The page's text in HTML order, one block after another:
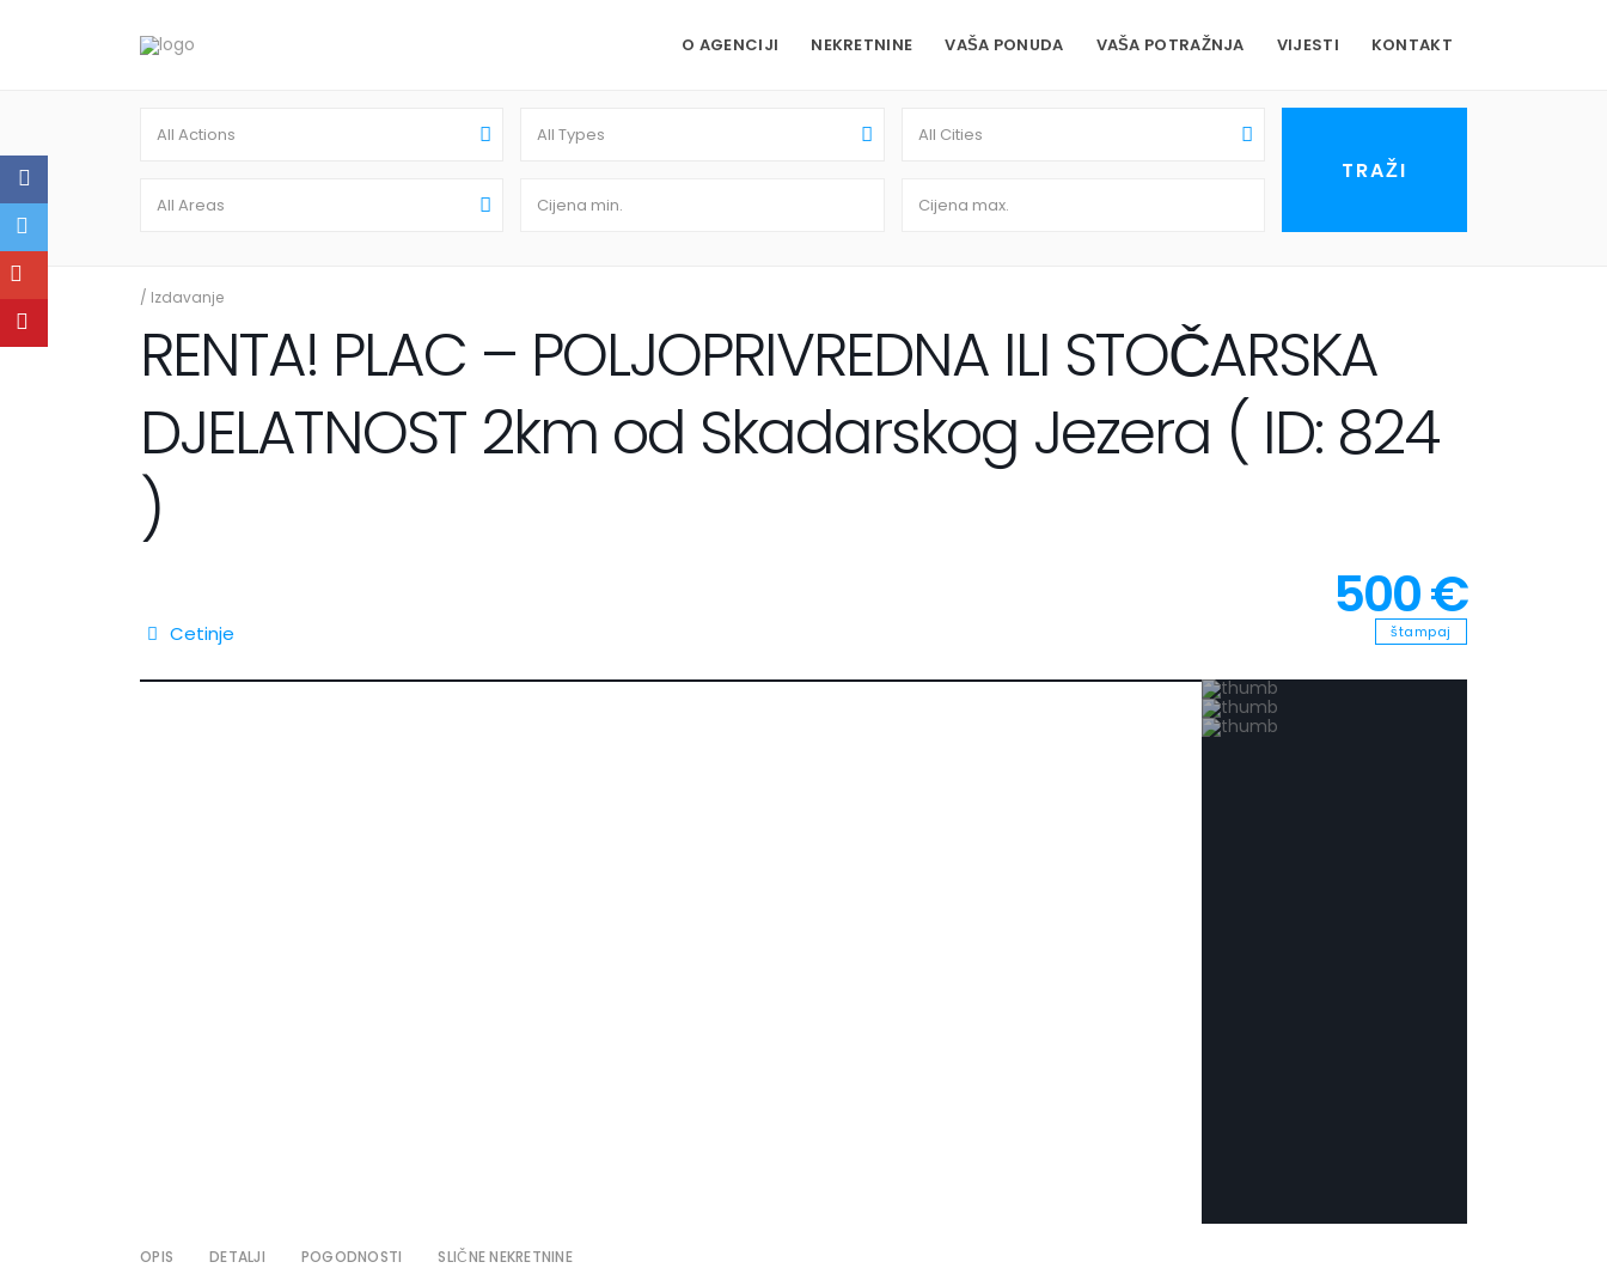
O AGENCIJI NEKRETNINE VAŠA PONUDA VAŠA POTRAŽNJA VIJESTI KONTAKT
All Actions All Types All Cities
All Areas
/ Izdavanje
RENTA! PLAC – POLJOPRIVREDNA ILI STOČARSKA
DJELATNOST 2km od Skadarskog Jezera ( ID: 824
)
500 €
Cetinje štampaj
OPIS DETALJI POGODNOSTI SLIČNE NEKRETNINE